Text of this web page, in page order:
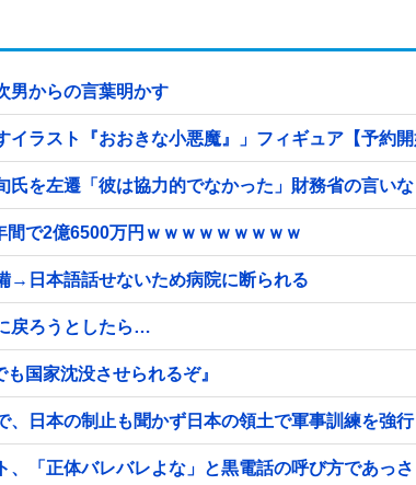
男からの言葉明かす
ラスト『おおきな小悪魔』」フィギュア【予約開
を左遷「彼は協力的でなかった」財務省の言い
】 福岡県議会「海外視察費」公表！ 3年間で2億6500万円ｗｗｗｗｗｗｗｗｗ
→日本語話せないため病院に断られる
戻ろうとしたら…
国家沈没させられるぞ』
日本の制止も聞かず日本の領土で軍事訓練を強行
、「正体バレバレよな」と黒電話の呼び方であっ